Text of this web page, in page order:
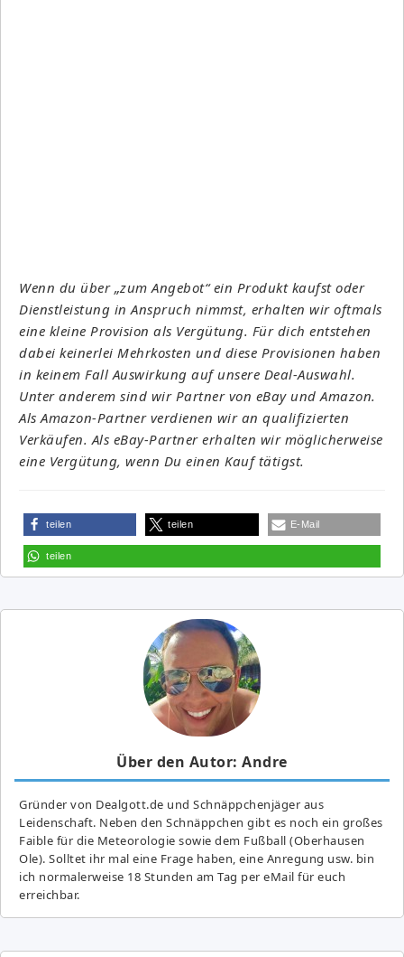
Wenn du über „zum Angebot“ ein Produkt kaufst oder
Dienstleistung in Anspruch nimmst, erhalten wir oftmals
eine kleine Provision als Vergütung. Für dich entstehen
dabei keinerlei Mehrkosten und diese Provisionen haben
in keinem Fall Auswirkung auf unsere Deal-Auswahl.
Unter anderem sind wir Partner von eBay und Amazon.
Als Amazon-Partner verdienen wir an qualifizierten
Verkäufen. Als eBay-Partner erhalten wir möglicherweise
eine Vergütung, wenn Du einen Kauf tätigst.
teilen teilen E-Mail
teilen
Über den Autor: Andre
Gründer von Dealgott.de und Schnäppchenjäger aus
Leidenschaft. Neben den Schnäppchen gibt es noch ein großes
Fai­ble für die Meteorologie sowie dem Fußball (Oberhausen
Ole). Solltet ihr mal eine Frage haben, eine Anregung usw. bin
ich normalerweise 18 Stunden am Tag per eMail für euch
erreichbar.